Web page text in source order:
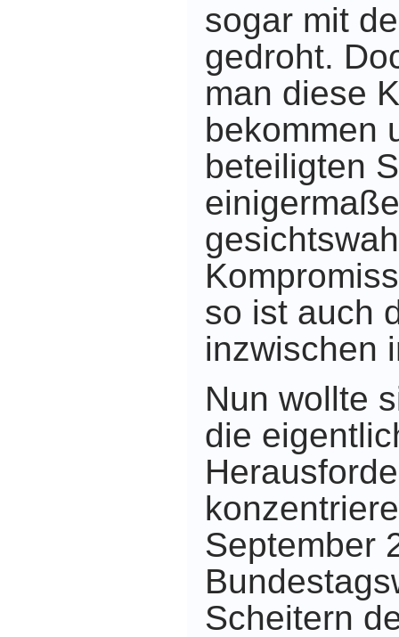
sogar mit
gedroht.
man diese
bekommen
beteiligten
so ist auch
inzwischen
Nun wollte
die
September
Scheitern